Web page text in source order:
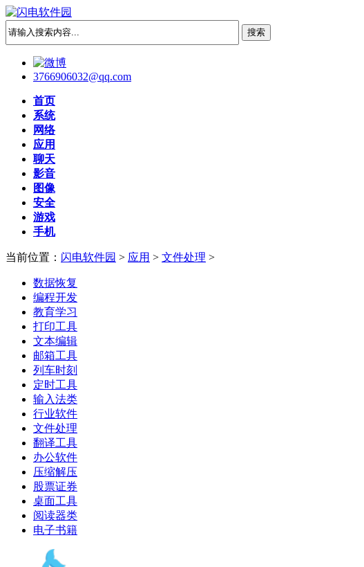
3766906032@qq.com
首页
系统
网络
应用
聊天
影音
图像
安全
游戏
手机
当前位置： 闪电软件园 > 应用 > 文件处理 >
数据恢复
编程开发
教育学习
打印工具
文本编辑
邮箱工具
列车时刻
定时工具
输入法类
行业软件
文件处理
翻译工具
办公软件
压缩解压
股票证券
桌面工具
阅读器类
电子书籍